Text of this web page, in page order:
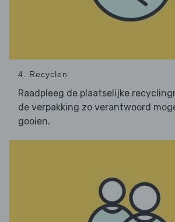
4. Recyclen
Raadpleeg de plaatselijke
de verpakking zo verantwoord
gooien.